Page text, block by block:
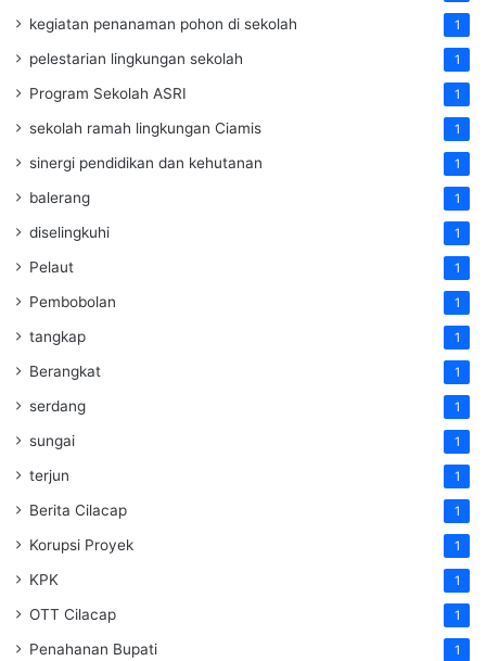
kegiatan penanaman pohon di sekolah 1
pelestarian lingkungan sekolah 1
Program Sekolah ASRI 1
sekolah ramah lingkungan Ciamis 1
sinergi pendidikan dan kehutanan 1
balerang 1
diselingkuhi 1
Pelaut 1
Pembobolan 1
tangkap 1
Berangkat 1
serdang 1
sungai 1
terjun 1
Berita Cilacap 1
Korupsi Proyek 1
KPK 1
OTT Cilacap 1
Penahanan Bupati 1